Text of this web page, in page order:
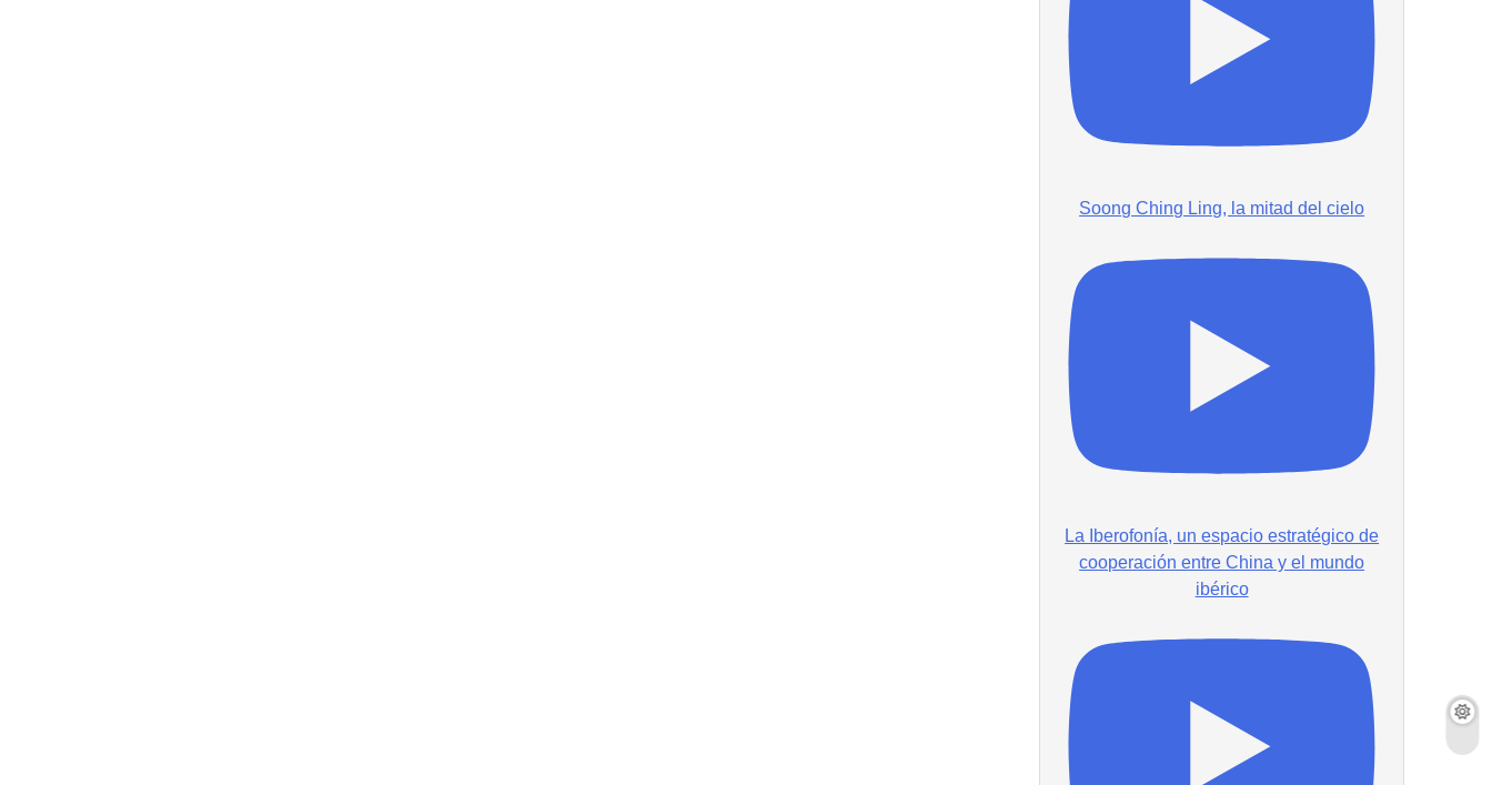
Soong Ching Ling, la mitad del cielo
La Iberofonía, un espacio estratégico de
cooperación entre China y el mundo
ibérico